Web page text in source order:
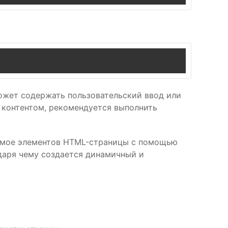
содержать пользовательский ввод или
рекомендуется выполнить
элементов HTML-страницы с помощью
чему создается динамичный и